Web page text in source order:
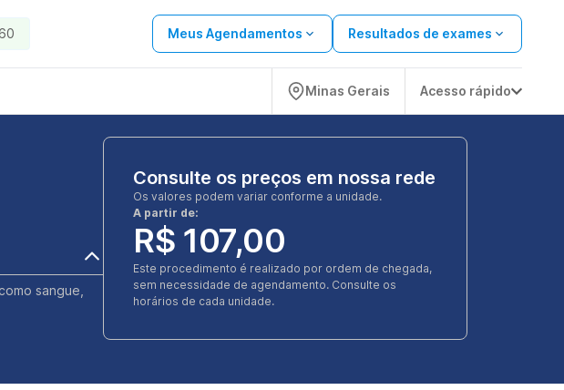
Meus Agendamentos Resultados de exames
Minas Gerais Acesso rápido
sangue,
Consulte os preços em nossa rede
Os valores podem variar conforme a unidade.
A partir de:
R$ 107,00
Este procedimento é realizado por ordem de chegada,
sem necessidade de agendamento. Consulte os
horários de cada unidade.